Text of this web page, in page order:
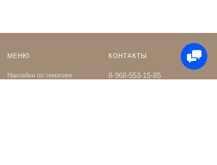
МЕНЮ
Наклейки по тематике
КОНТАКТЫ
8-968-553-15-85